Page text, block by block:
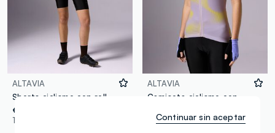
ALTAVIA
€ 34,95
1 Colores
ALTAVIA
1 Colores
Continuar sin aceptar